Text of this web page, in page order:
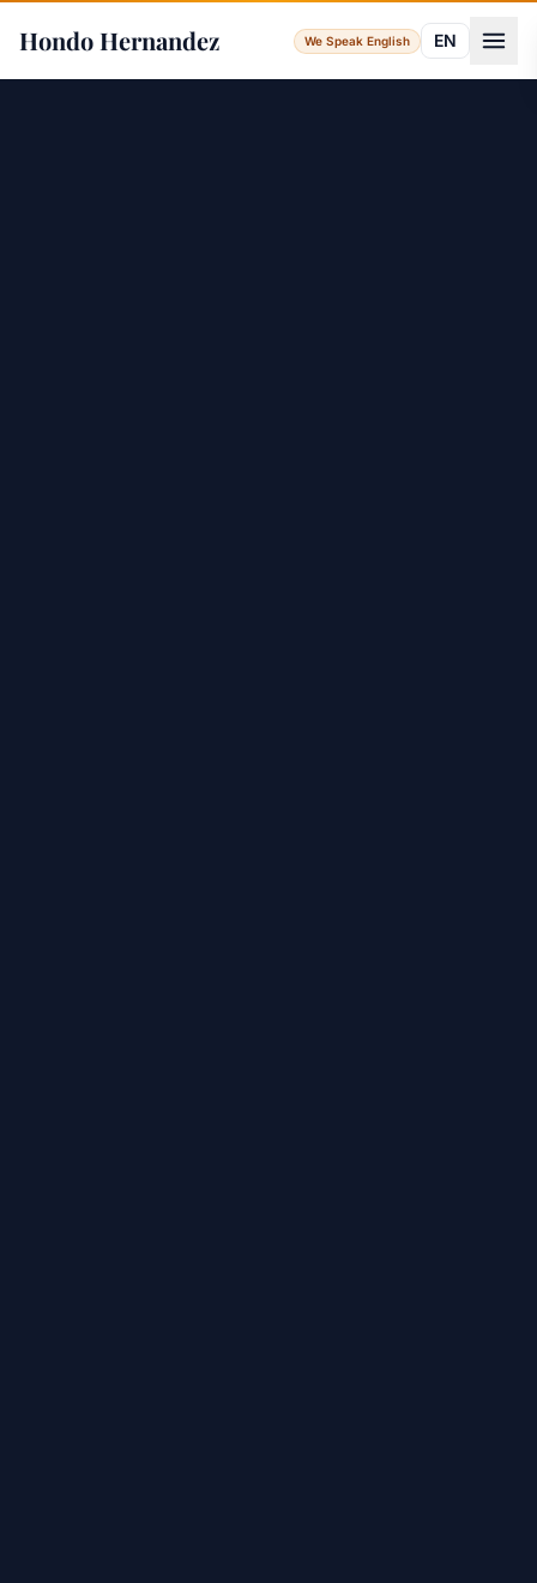
Hondo Hernandez We Speak English EN